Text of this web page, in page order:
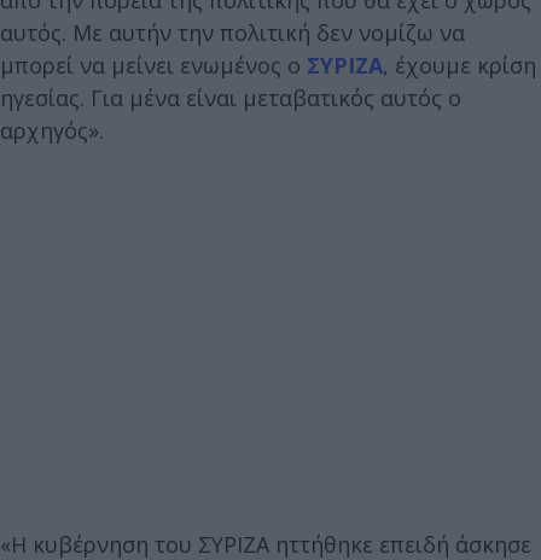
αυτός. Με αυτήν την πολιτική δεν νομίζω να
μπορεί να μείνει ενωμένος ο ΣΥΡΙΖΑ, έχουμε κρίση
ηγεσίας. Για μένα είναι μεταβατικός αυτός ο
αρχηγός».
«Η κυβέρνηση του ΣΥΡΙΖΑ ηττήθηκε επειδή άσκησε